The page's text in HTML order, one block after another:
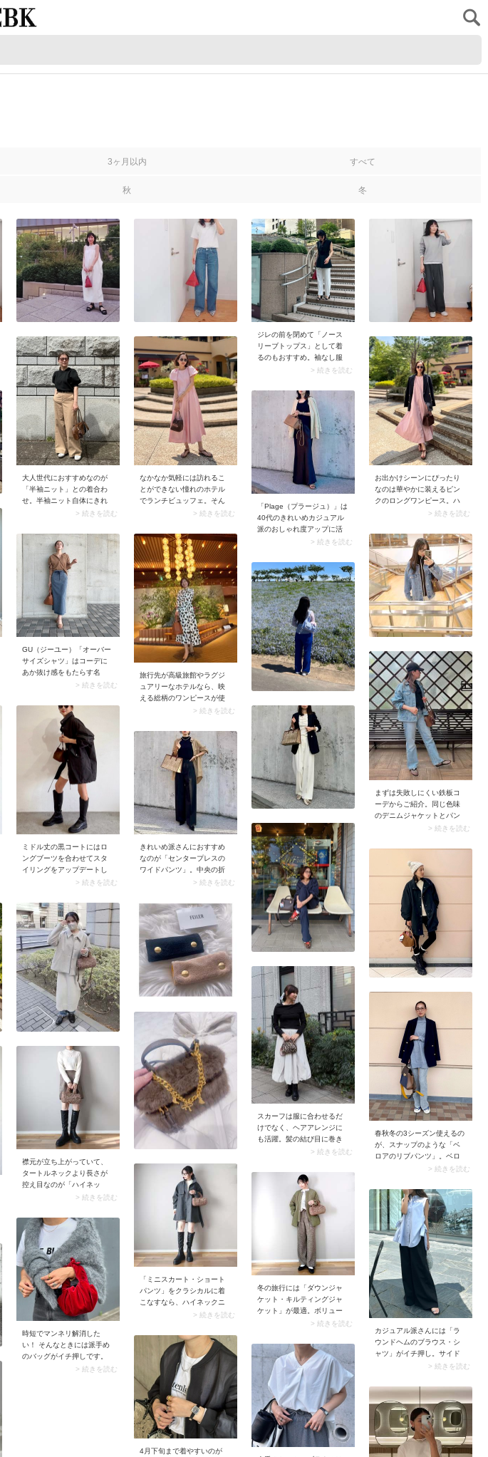
3ヶ月以内 すべて
秋 冬
ジレの前を閉めて「ノース
リーブトップス」として着
るのもおすすめ。袖なし服
として涼しく過ごせるのは
ージが強いジレを新鮮にコ
ーデできます。なおジレは
袖ぐりが大きく開いている
ので、見えてもいいインナ
ーを仕込んでおくのがポイ
ント。
> 続きを読む
大人世代におすすめなのが
「半袖ニット」との着合わ
せ。半袖ニット自体にきれ
いめ感があるので、合わせ
決まります。加えておすす
めなのが、半袖ニットを白or
黒で取り入れること。ベー
ジュ色パンツを上品に着こ
なせますよ。
> 続きを読む
なかなか気軽には訪れるこ
とができない憧れのホテル
でランチビュッフェ。そん
なシーンには華やかな一枚
ブがエレガントなライトピ
ンクのロングワンピースは
まさしくぴったり。きちん
と見えは叶うのに、フレア
シルエットのワンピースな
ら締め付け感ゼロです。
> 続きを読む
お出かけシーンにぴったり
なのは華やかに装えるピン
クのロングワンピース。ハ
リのある生地感＆フレアシ
りげなくカバーしてくれま
す。ブラウンの小物＆ジャ
ケットで上品に引き締める
と、甘すぎない大人のエレ
ガントコーデが完成。
> 続きを読む
「Plage（プラージュ）」は
40代のきれいめカジュアル
派のおしゃれ度アップに活
躍するアイテムが充実。合
囲気がありながら、こだわ
りのディテールがシャレた
雰囲気をつくります。中で
もブランドのアイコンカラ
ーとも呼べるベージュのア
イテムは要チェック。他に
はない洗練感があります
よ。 スナップではニュアン
シーな色味のハンサムなジ
ャケットを着用。
「Plage（プラージュ）」の
アウターは毎年人気があ
すごくきれいなシルエット
なので、ぜひ試してみてく
ださい。 ▼ Plage（プラー
ジュ）おすすめアイテムを
楽天市場で見る（AD） ※価
格、送料、その他について
は、商品のサイズや色等に
よって異なる場合がありま
す plage R’IAM OXテーラー
ャケット・アウター テーラ
ードジャケット・ブレザー
ブラック ブラウン【送料無
料】 価格：37,400円（税
込、送料無料) (2024/9/26時
点) 楽天で購入 plage R’IAM
ノーカラーシャツ プラージ
ュ トップス シャツ・ブラウ
ス ベージュ ブラック ホワイ
ト【送料無料】 価格：
17,600円（税込、送料無料)
(2024/9/26時点) 楽天で購入
パンツ プラージュ パンツ そ
の他のパンツ グレー ベージ
ュ【送料無料】 価格：
23,100円（税込、送料無料)
(2024/9/26時点) 楽天で購入
▼ Plage（プラージュ）を
楽天市場で見る（AD）
【Plage（プラージュ）】
> 続きを読む
GU（ジーユー）「オーバー
サイズシャツ」はコーデに
あか抜け感をもたらす名
品。こちらもきれいめ派さ
す。程よく肌見せするよう
シャツを着こなしてスウェ
ット地のスカートを合わせ
ると、ヘルシーな雰囲気に
仕上がります。
> 続きを読む
旅行先が高級旅館やラグジ
ュアリーなホテルなら、映
える総柄のワンピースが使
えます。総柄は若作りに見
すが、幾何学模様やパター
ン化されたモチーフ柄なら
大人っぽい装いに。着るだ
けでコーデが華やぐとあり
50代にぴったりです。
> 続きを読む
まずは失敗しにくい鉄板コ
ーデからご紹介。同じ色味
のデニムジャケットとパン
ツを合わせ、セットアップ
このとき明るめのブルーデ
ニムならインナーや小物は
黒など濃色を選び、全体を
引き締めるのがコツ。上下
デニムのカジュアルな着合
わせが、程よくきれいめで
メリハリのあるスタイリン
グに決まります。
> 続きを読む
ミドル丈の黒コートにはロ
ングブーツを合わせてスタ
イリングをアップデートし
てみましょう。さらにアウ
だからこそ合わせたいのが
ミニ丈ボトム。脚見せスタ
イルも気負うことなく、こ
のバランスなら大人世代も
挑戦しやすいはずです。こ
の組み合わせは今っぽさと
スタイルアップの両方を叶
える、まさに最強コンビ。
黒コートの着こなしにマン
ネリを感じたら、まずは足
元から更新してみるのもお
すすめです。
> 続きを読む
きれいめ派さんにおすすめ
なのが「センタープレスの
ワイドパンツ」。中央の折
り目が立体的なシルエット
見え。ボリュームシルエッ
トのパンツがダラしなく見
えず、クリーンな雰囲気を
演出します。
> 続きを読む
スカーフは服に合わせるだ
けでなく、ヘアアレンジに
も活躍。髪の結び目に巻き
着けることで、横顔やバッ
なく引き立ちます。また髪
だけではなく、バッグの持
ち手に巻くスカーフアレン
ジもおすすめ。アイデア次
第で楽しみ方が広がるのが
スカーフのメリットです。
> 続きを読む
春秋冬の3シーズン使えるの
が、スナップのような「ベ
ロアのリブパンツ」。ベロ
ア独特のとろみ感とリブ仕
ほっそり見えますよ。オー
バーサイズのトップスを合
わせるとバランスのいい着
こなしに。
> 続きを読む
襟元が立ち上がっていて、
タートルネックより長さが
控え目なのが「ハイネッ
ク」。首元を折らずに着る
魅力です。襟元は短めだけ
どフィットすることで冷た
い風が入りにくくなり、寒
さ対策にうってつけ。
> 続きを読む
「ミニスカート・ショート
パンツ」をクラシカルに着
こなすなら、ハイネックニ
ットとコーデ。首に沿った
たなくし、コーデを上品に
まとめます。 靴はひざ下を
すっぽり包み込むロングブ
ーツがイチ押し。ハイネッ
クとの合わせ技により、ミ
ニ丈ボトムを穿いても季節
外れに見えません。
> 続きを読む
冬の旅行には「ダウンジャ
ケット・キルティングジャ
ケット」が最適。ボリュー
ミーなアウターですが、パ
パクトに畳めて省スペース
収納できます。なお寒冷地
へ出かける場合は保温性に
優れたダウンジャケットを
選んで、万全に防寒対策し
ましょう。
> 続きを読む
カジュアル派さんには「ラ
ウンドヘムのブラウス・シ
ャツ」がイチ押し。サイド
の裾を丸くしたようなデザ
でサマになる優れモノ。側
面のヘムラインが上がって
いるので、下に着たボトム
がチラリと覗きコーデがス
ッキリと見えます。
> 続きを読む
時短でマンネリ解消した
い！ そんなときには派手め
のバッグがイチ押しです。
大胆カラーやもこもこ素材
> 続きを読む
4月下旬まで着やすいのが